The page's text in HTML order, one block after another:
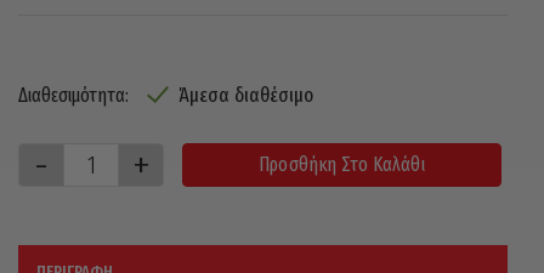
Διαθεσιμότητα: Άμεσα διαθέσιμο
Προσθήκη Στο Καλάθι